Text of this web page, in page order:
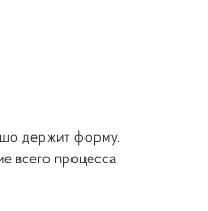
держит форму.
всего процесса